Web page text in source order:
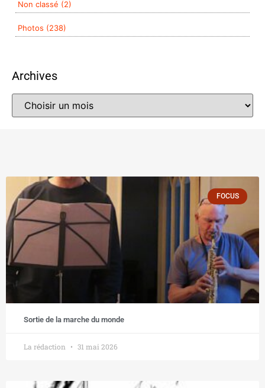
Non classé (2)
Photos (238)
Archives
FOCUS
Sortie de la marche du monde
La rédaction 31 mai 2026